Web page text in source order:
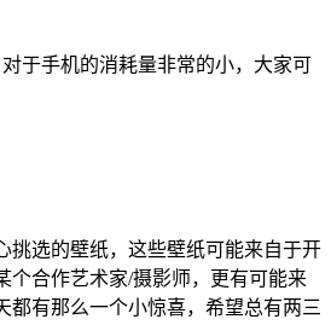
于手机的消耗量非常的小，大家可
挑选的壁纸，这些壁纸可能来自于开
个合作艺术家/摄影师，更有可能来
都有那么一个小惊喜，希望总有两三